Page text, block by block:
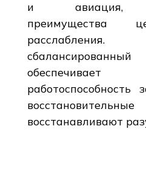
и авиация,
преимущества
работоспособность
восстанавливают